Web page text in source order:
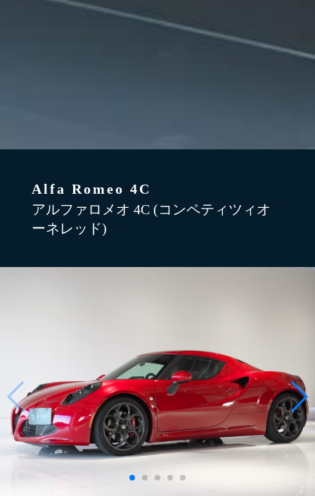
Alfa Romeo 4C
アルファロメオ 4C (コンペティツィオ
ーネレッド)